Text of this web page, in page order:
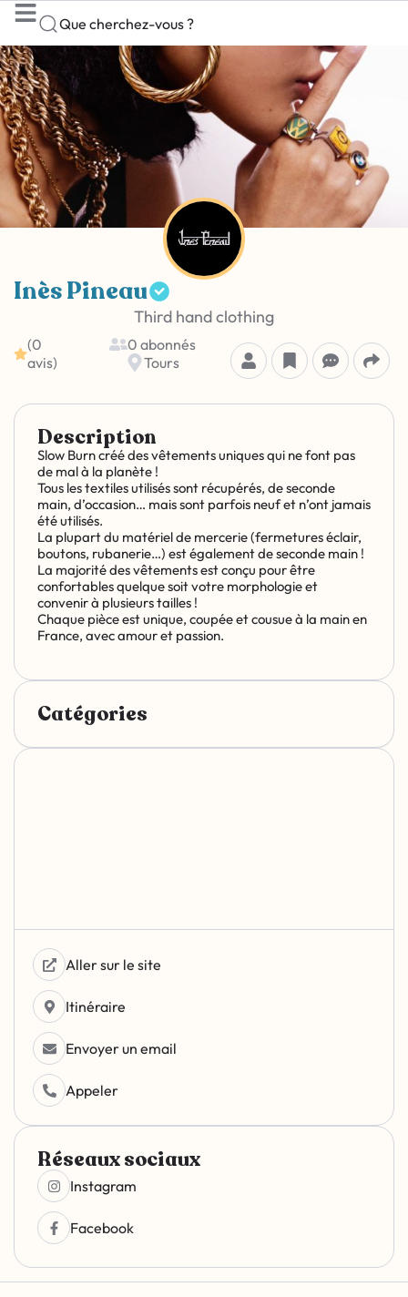
Que cherchez-vous ?
Inès Pineau
Third hand clothing
(0
avis)
0 abonnés
Tours
Description
Slow Burn créé des vêtements uniques qui ne font pas
de mal à la planète !
Tous les textiles utilisés sont récupérés, de seconde
main, d’occasion… mais sont parfois neuf et n’ont jamais
été utilisés.
La plupart du matériel de mercerie (fermetures éclair,
boutons, rubanerie…) est également de seconde main !
La majorité des vêtements est conçu pour être
confortables quelque soit votre morphologie et
convenir à plusieurs tailles !
Chaque pièce est unique, coupée et cousue à la main en
France, avec amour et passion.
Catégories
Aller sur le site
Itinéraire
Envoyer un email
Appeler
Réseaux sociaux
Instagram
Facebook